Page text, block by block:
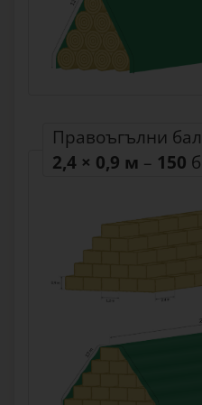
Правоъгълни
2,4 × 0,9 м – 150